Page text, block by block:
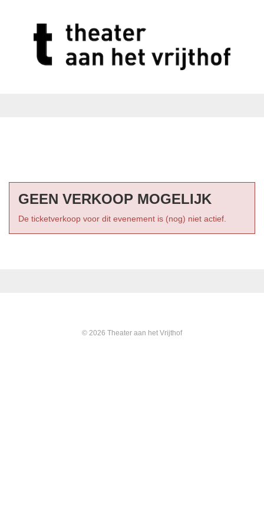
GEEN VERKOOP MOGELIJK
De ticketverkoop voor dit evenement is (nog) niet actief.
© 2026 Theater aan het Vrijthof